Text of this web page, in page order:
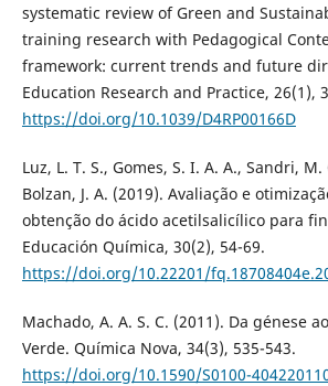
systematic review of Green and
training research with Pedagogical
framework: current trends and future
Education Research and Practice, 26(1),
https://doi.org/10.1039/D4RP00166D
Luz, L. T. S., Gomes, S. I. A. A., Sandri,
Bolzan, J. A. (2019). Avaliação e
obtenção do ácido acetilsalicílico para
Educación Química, 30(2), 54-69.
https://doi.org/10.22201/
Machado, A. A. S. C. (2011). Da génese
Verde. Química Nova, 34(3), 535-543.
https://doi.org/10.1590/S0100-